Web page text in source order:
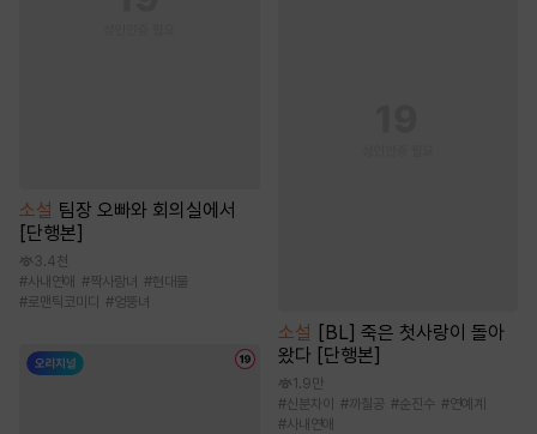
소설 팀장 오빠와 회의실에서
[단행본]
3.4천
#사내연애 #짝사랑녀 #현대물
#로맨틱코미디 #엉뚱녀
소설 [BL] 죽은 첫사랑이 돌아
왔다 [단행본]
1.9만
#신분차이 #까칠공 #순진수 #연예계
#사내연애